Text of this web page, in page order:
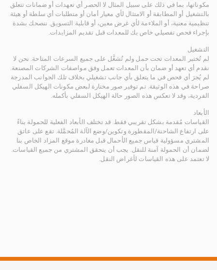
مكوناتها، بما في ذلك على سبيل المثال لا الحصر أي تعهدات أو ضمانات تتعلق
بالتشغيل أو المطابقة أو الامتثال لأي معيار أمان أو متطلبات أي سلطة أو هيئة
تنظيمية معنية، أو الملاءمة لأي غرض معين، أو قابلية التسويق. ننصحك بشدة
بإجراء فحص تفصيلي خاص بك للمعدات قبل تقديم المزايدات.
التشغيل
لم تُختبر المعدات تحت حمل ولم تُشغَّل على جميع السرعات المتاحة. نحن لا
نقدم أي تعهد أو ضمان بأن المعدات تعمل وفق مواصفات الشركات المصنعة.
لم يُجرَ أي فحص في ما يتعلق بأي جانب تشغيلي بخلاف تلك الجوانب المدرجة
صراحة في هذه الوثيقة. تم توفير صور مختارة لبعض مكونات الهيكل السفلي
الفردية، وقد لا تعكس هذه الصور حالة الهيكل السفلي بأكمله.
الأبعاد
القياسات مُقدمة بشكل تقريبي فقط. قد تختلف الأبعاد الفعلية للحمولة بناءً
على ارتفاع الشاحنة/المقطورة وتكوين/وضع الآلة المُحمَّلة. تقع على عاتق
المشتري مسؤولية قياس جميع الأحمال قبل مغادرة موقع المزاد الخاص بنا
لضمان أن الحمولة آمنة للنقل. يجب أن يتحقق المشتري من جميع القياسات.
لا تعتمد على هذه القياسات لأغراض النقل.